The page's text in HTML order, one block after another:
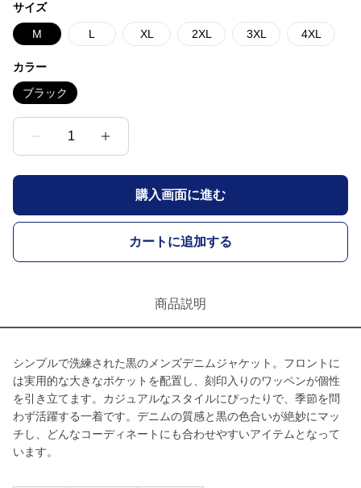
サイズ
M L XL 2XL 3XL 4XL
カラー
ブラック
1
購入画面に進む
カートに追加する
商品説明
シンプルで洗練された黒のメンズデニムジャケット。フロントに
は実用的な大きなポケットを配置し、刻印入りのワッペンが個性
を引き立てます。カジュアルなスタイルにぴったりで、季節を問
わず活躍する一着です。デニムの質感と黒の色合いが絶妙にマッ
チし、どんなコーディネートにも合わせやすいアイテムとなって
います。